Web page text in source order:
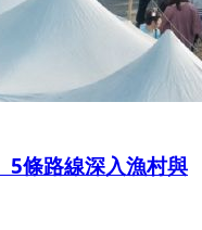
條路線深入漁村與